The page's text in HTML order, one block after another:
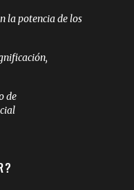
la potencia de los
de